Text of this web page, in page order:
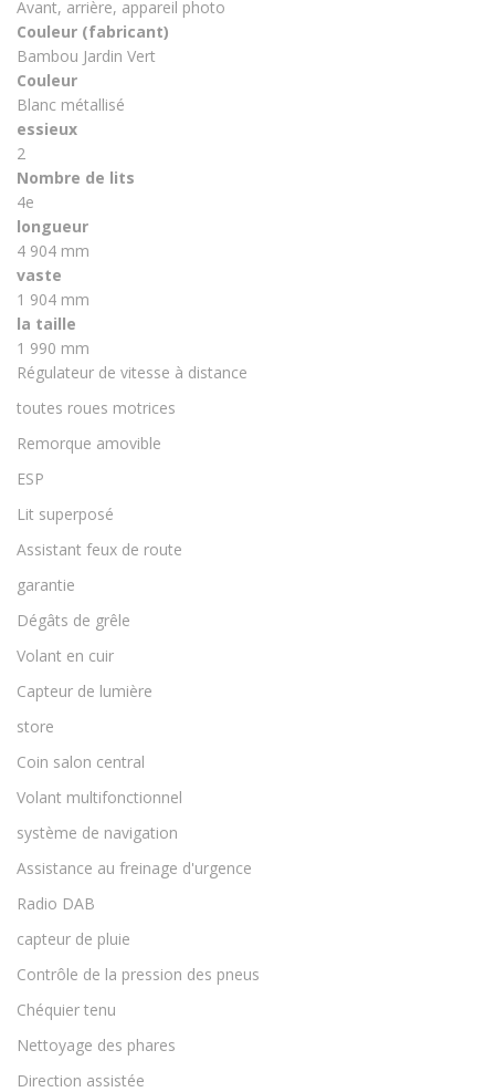
Avant, arrière, appareil photo
Couleur (fabricant)
Bambou Jardin Vert
Couleur
Blanc métallisé
essieux
2
Nombre de lits
4e
longueur
4 904 mm
vaste
1 904 mm
la taille
1 990 mm
Régulateur de vitesse à distance
toutes roues motrices
Remorque amovible
ESP
Lit superposé
Assistant feux de route
garantie
Dégâts de grêle
Volant en cuir
Capteur de lumière
store
Coin salon central
Volant multifonctionnel
système de navigation
Assistance au freinage d'urgence
Radio DAB
capteur de pluie
Contrôle de la pression des pneus
Chéquier tenu
Nettoyage des phares
Direction assistée